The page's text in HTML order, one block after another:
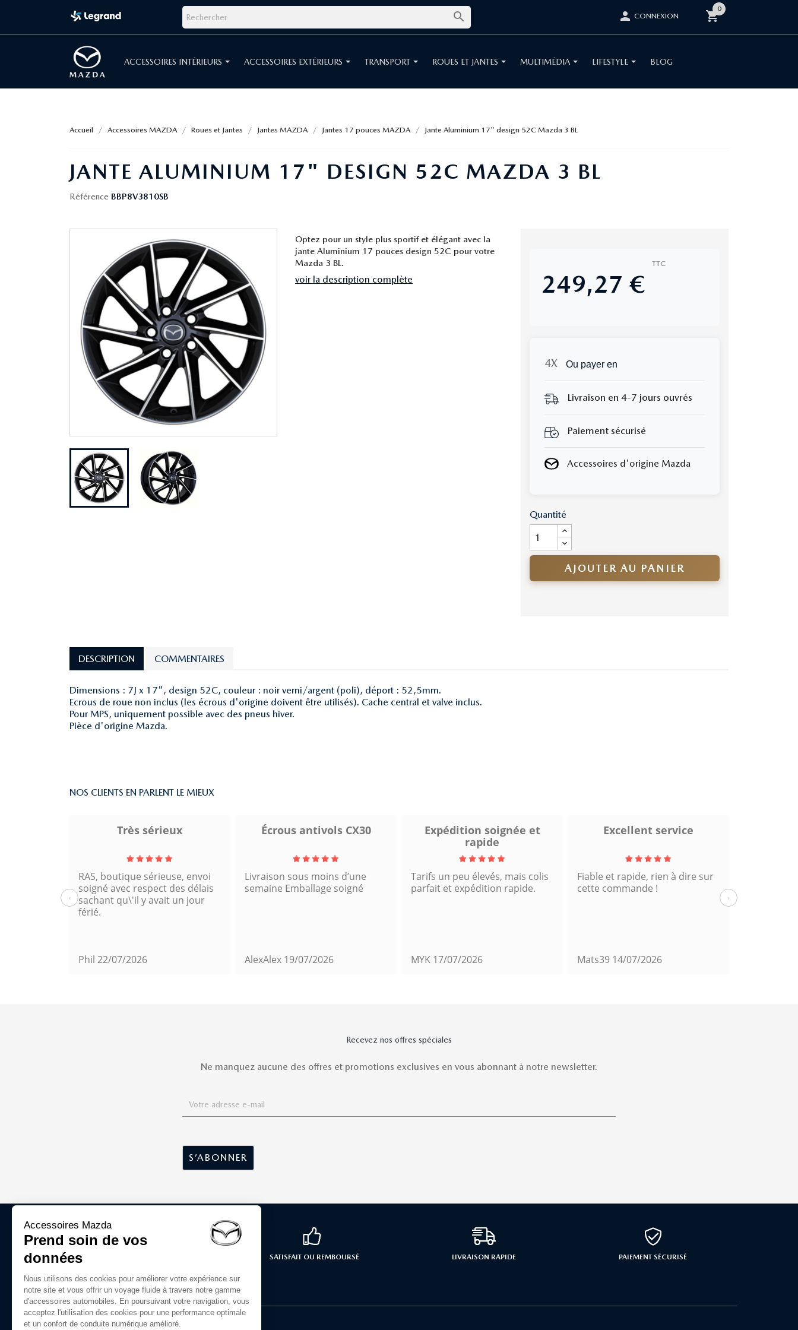
 person CONNEXION shopping_cart
0
ACCESSOIRES INTÉRIEURS ACCESSOIRES EXTÉRIEURS TRANSPORT ROUES ET JANTES MULTIMÉDIA LIFESTYLE BLOG
Accueil Accessoires MAZDA Roues et Jantes Jantes MAZDA Jantes 17 pouces MAZDA Jante Aluminium 17" design 52C Mazda 3 BL
JANTE ALUMINIUM 17" DESIGN 52C MAZDA 3 BL
Référence BBP8V3810SB
Optez pour un style plus sportif et élégant avec la
jante Aluminium 17 pouces design 52C pour votre
Mazda 3 BL.
voir la description complète 249,27 €
TTC
Ou payer en
Livraison en 4-7 jours ouvrés
Paiement sécurisé
Accessoires d'origine Mazda
Quantité
AJOUTER AU PANIER
DESCRIPTION COMMENTAIRES
Dimensions : 7J x 17", design 52C, couleur : noir verni/argent (poli), déport : 52,5mm.
Ecrous de roue non inclus (les écrous d'origine doivent être utilisés). Cache central et valve inclus.
Pour MPS, uniquement possible avec des pneus hiver.
Pièce d'origine Mazda.
NOS CLIENTS EN PARLENT LE MIEUX
Très sérieux
RAS, boutique sérieuse, envoi
soigné avec respect des délais
sachant qu\'il y avait un jour
férié.
Phil 22/07/2026
Écrous antivols CX30
Livraison sous moins d’une
semaine Emballage soigné
AlexAlex 19/07/2026
Expédition soignée et
rapide
Tarifs un peu élevés, mais colis
parfait et expédition rapide.
MYK 17/07/2026
Excellent service
Fiable et rapide, rien à dire sur
cette commande !
Mats39 14/07/2026
‹ ›
Recevez nos offres spéciales
Ne manquez aucune des offres et promotions exclusives en vous abonnant à notre newsletter.
SATISFAIT OU REMBOURSÉ LIVRAISON RAPIDE PAIEMENT SÉCURISÉ